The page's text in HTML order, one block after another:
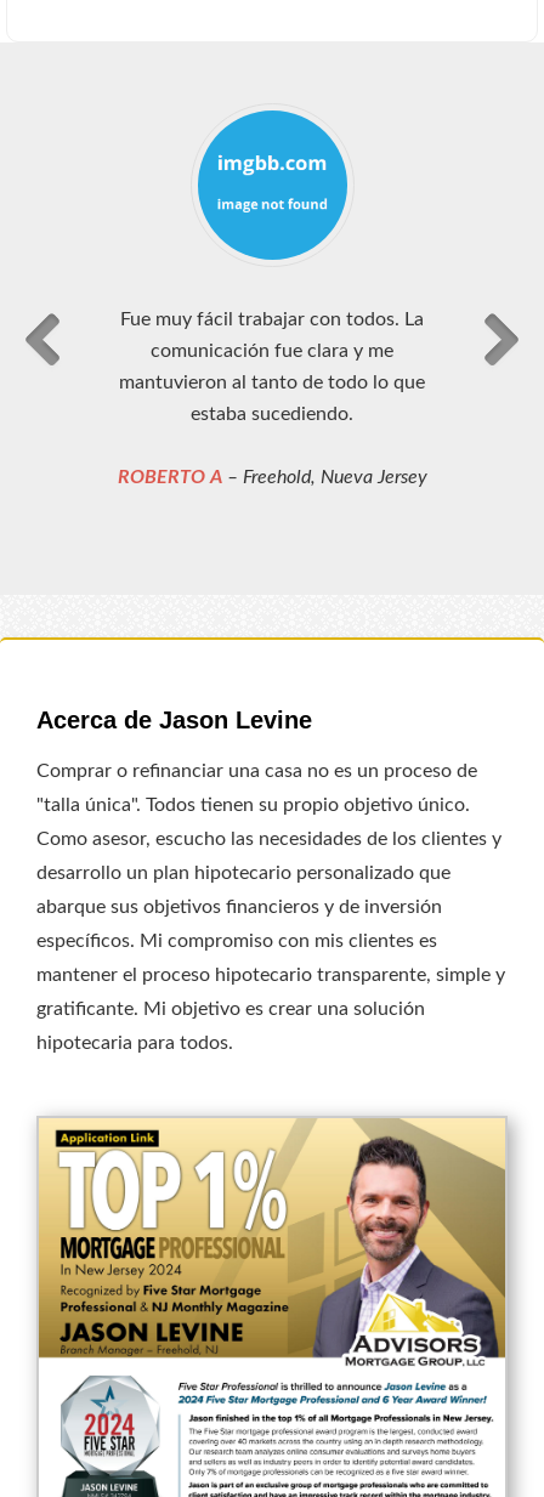
Fue muy fácil trabajar con todos. La
comunicación fue clara y me
mantuvieron al tanto de todo lo que
estaba sucediendo.
ROBERTO A– Freehold, Nueva Jersey
Acerca de Jason Levine
Comprar o refinanciar una casa no es un proceso de
"talla única". Todos tienen su propio objetivo único.
Como asesor, escucho las necesidades de los clientes y
desarrollo un plan hipotecario personalizado que
abarque sus objetivos financieros y de inversión
específicos. Mi compromiso con mis clientes es
mantener el proceso hipotecario transparente, simple y
gratificante. Mi objetivo es crear una solución
hipotecaria para todos.